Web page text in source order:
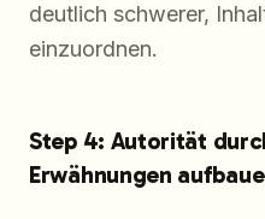
deutlich schwerer,
einzuordnen.
Step 4: Autorität
Erwähnungen